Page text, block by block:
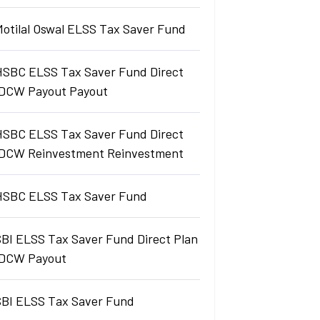
Oswal ELSS Tax Saver Fund
ELSS Tax Saver Fund Direct
Payout Payout
ELSS Tax Saver Fund Direct
Reinvestment Reinvestment
ELSS Tax Saver Fund
ELSS Tax Saver Fund Direct Plan
Payout
ELSS Tax Saver Fund